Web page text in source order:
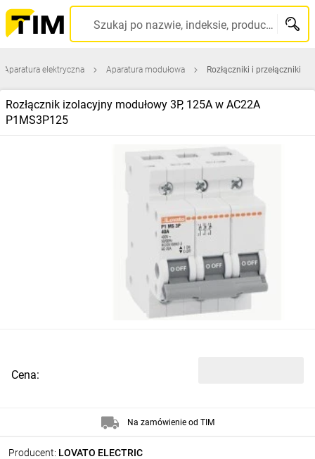
Szukaj po nazwie, indeksie, producencie, kodzie kreskowym...
Aparatura elektryczna Aparatura modułowa Rozłączniki i przełączniki
Rozłącznik izolacyjny modułowy 3P, 125A w AC22A
P1MS3P125
Producent: LOVATO ELECTRIC
Cena:
Na zamówienie od TIM